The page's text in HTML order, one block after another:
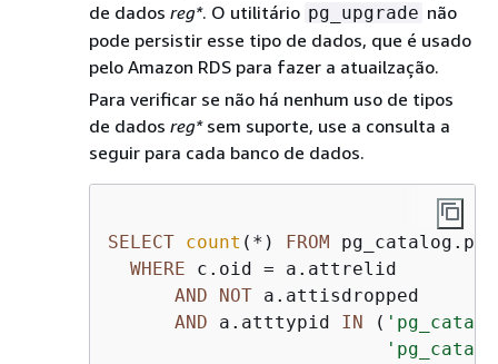
de dados reg*. O utilitário pg_upgrade não
pode persistir esse tipo de dados, que é usado
pelo Amazon RDS para fazer a atuailzação.
Para verificar se não há nenhum uso de tipos
de dados reg*sem suporte, use a consulta a
seguir para cada banco de dados.
SELECT count ( * ) FROM
WHERE c.oid = a.attrelid
AND
NOT a.attisdropped
AND a.atttypid IN (